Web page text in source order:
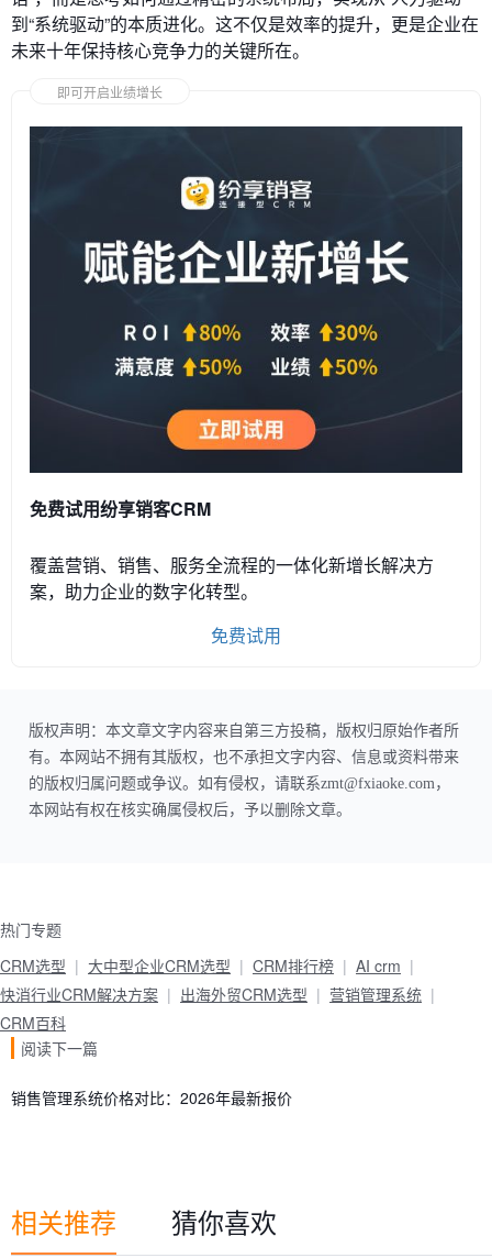
到“系统驱动”的本质进化。这不仅是效率的提升，更是企业在
未来十年保持核心竞争力的关键所在。
即可开启业绩增长
免费试用纷享销客CRM
覆盖营销、销售、服务全流程的一体化新增长解决方
案，助力企业的数字化转型。
免费试用
版权声明：本文章文字内容来自第三方投稿，版权归原始作者所
有。本网站不拥有其版权，也不承担文字内容、信息或资料带来
的版权归属问题或争议。如有侵权，请联系zmt@fxiaoke.com，
本网站有权在核实确属侵权后，予以删除文章。
热门专题
CRM选型
大中型企业CRM选型 CRM排行榜
AI crm
快消行业CRM解决方案
出海外贸CRM选型
营销管理系统
CRM百科
阅读下一篇
销售管理系统价格对比：2026年最新报价
相关推荐 猜你喜欢